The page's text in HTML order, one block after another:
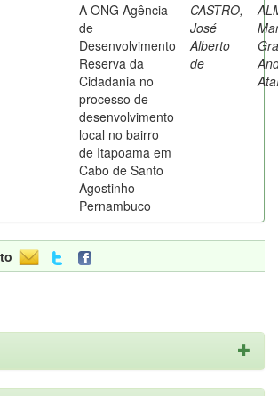
A ONG Agência
de
Desenvolvimento
Reserva da
Cidadania no
processo de
desenvolvimento
local no bairro
de Itapoama em
Cabo de Santo
Agostinho -
Pernambuco
CASTRO,
José
Alberto
de